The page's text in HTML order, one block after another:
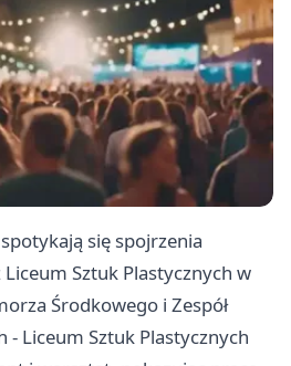
się spojrzenia
Sztuk Plastycznych w
Środkowego i Zespół
- Liceum Sztuk Plastycznych